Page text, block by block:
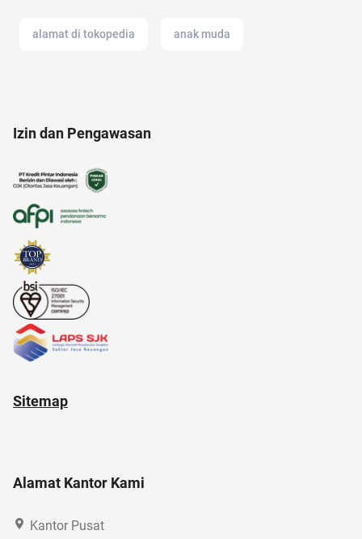
alamat di tokopedia anak muda
air ac modern
adakmai
Izin dan Pengawasan
Sitemap
Alamat Kantor Kami
Kantor Pusat